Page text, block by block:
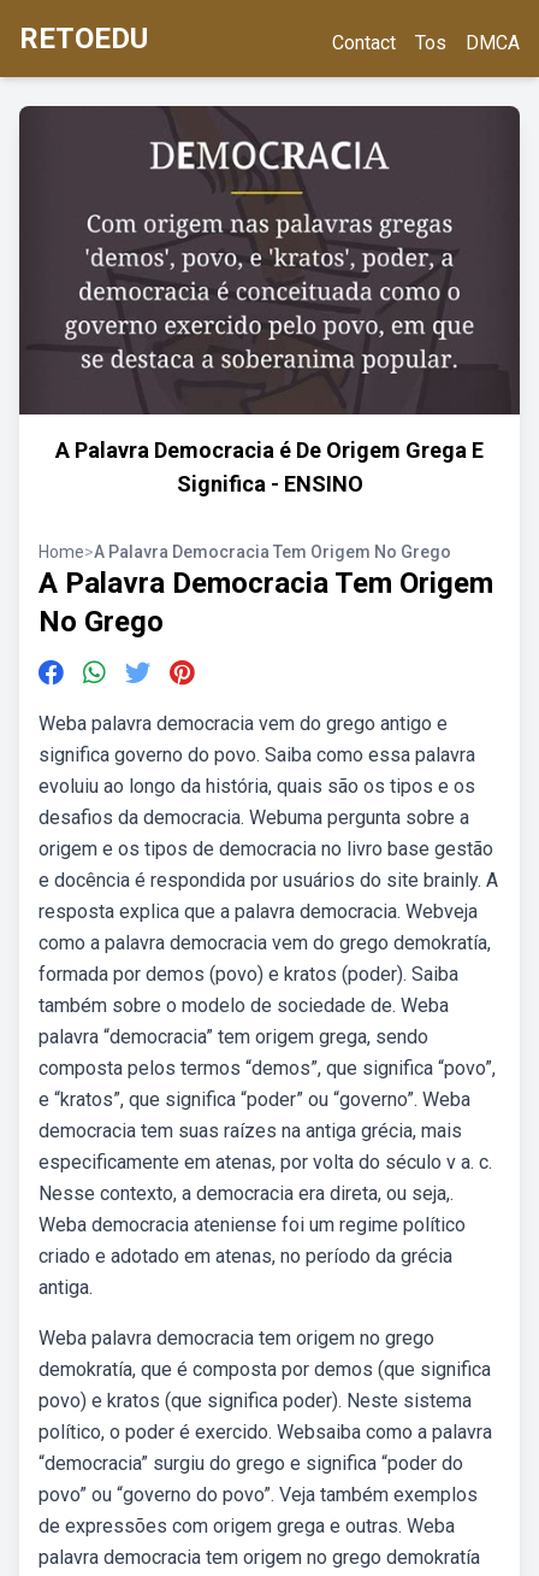
RETOEDU Contact Tos DMCA
A Palavra Democracia é De Origem Grega E
Significa - ENSINO
Home>A Palavra Democracia Tem Origem No Grego
A Palavra Democracia Tem Origem
No Grego
Weba palavra democracia vem do grego antigo e
significa governo do povo. Saiba como essa palavra
evoluiu ao longo da história, quais são os tipos e os
desafios da democracia. Webuma pergunta sobre a
origem e os tipos de democracia no livro base gestão
e docência é respondida por usuários do site brainly. A
resposta explica que a palavra democracia. Webveja
como a palavra democracia vem do grego demokratía,
formada por demos (povo) e kratos (poder). Saiba
também sobre o modelo de sociedade de. Weba
palavra “democracia” tem origem grega, sendo
composta pelos termos “demos”, que significa “povo”,
e “kratos”, que significa “poder” ou “governo”. Weba
democracia tem suas raízes na antiga grécia, mais
especificamente em atenas, por volta do século v a. c.
Nesse contexto, a democracia era direta, ou seja,.
Weba democracia ateniense foi um regime político
criado e adotado em atenas, no período da grécia
antiga.
Weba palavra democracia tem origem no grego
demokratía, que é composta por demos (que significa
povo) e kratos (que significa poder). Neste sistema
político, o poder é exercido. Websaiba como a palavra
“democracia” surgiu do grego e significa “poder do
povo” ou “governo do povo”. Veja também exemplos
de expressões com origem grega e outras. Weba
palavra democracia tem origem no grego demokratía